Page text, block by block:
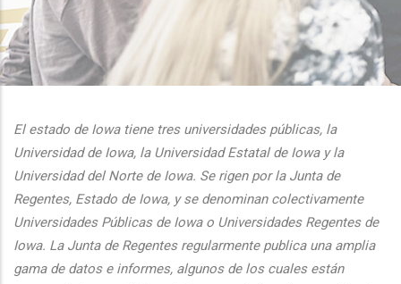
actions
El estado de Iowa tiene tres universidades públicas, la
Universidad de Iowa, la Universidad Estatal de Iowa y la
Universidad del Norte de Iowa. Se rigen por la Junta de
Regentes, Estado de Iowa, y se denominan colectivamente
Universidades Públicas de Iowa o Universidades Regentes de
Iowa. La Junta de Regentes regularmente publica una amplia
gama de datos e informes, algunos de los cuales están